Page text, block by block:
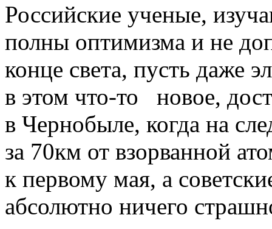
Российские ученые,
полны оптимизма и не
конце света, пусть даже
в этом что-то новое,
в Чернобыле, когда на
за 70км от взорванной
к первому мая, а
абсолютно ничего